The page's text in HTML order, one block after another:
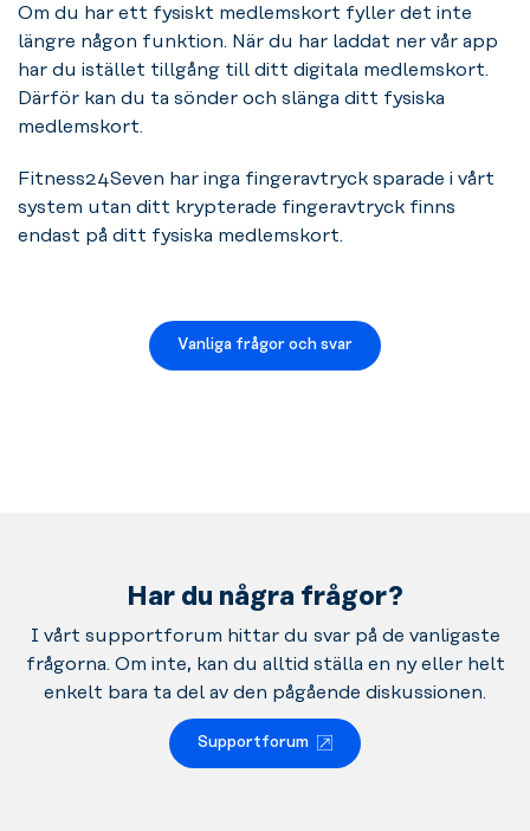
Om du har ett fysiskt medlemskort fyller det inte
längre någon funktion. När du har laddat ner vår app
har du istället tillgång till ditt digitala medlemskort.
Därför kan du ta sönder och slänga ditt fysiska
medlemskort.
Fitness24Seven har inga fingeravtryck sparade i vårt
system utan ditt krypterade fingeravtryck finns
endast på ditt fysiska medlemskort.
Vanliga frågor och svar
Har du några frågor?
I vårt supportforum hittar du svar på de vanligaste
frågorna. Om inte, kan du alltid ställa en ny eller helt
enkelt bara ta del av den pågående diskussionen.
Supportforum